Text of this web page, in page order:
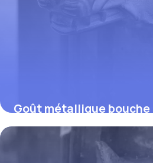
Goût métallique bouche
solutions 2026